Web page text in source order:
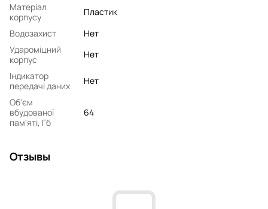
Матеріал
корпусу
Пластик
Водозахист
Нет
Удароміцний
корпус
Нет
Індикатор
передачі даних
Нет
Об'єм
вбудованої
пам'яті, Гб
64
Отзывы